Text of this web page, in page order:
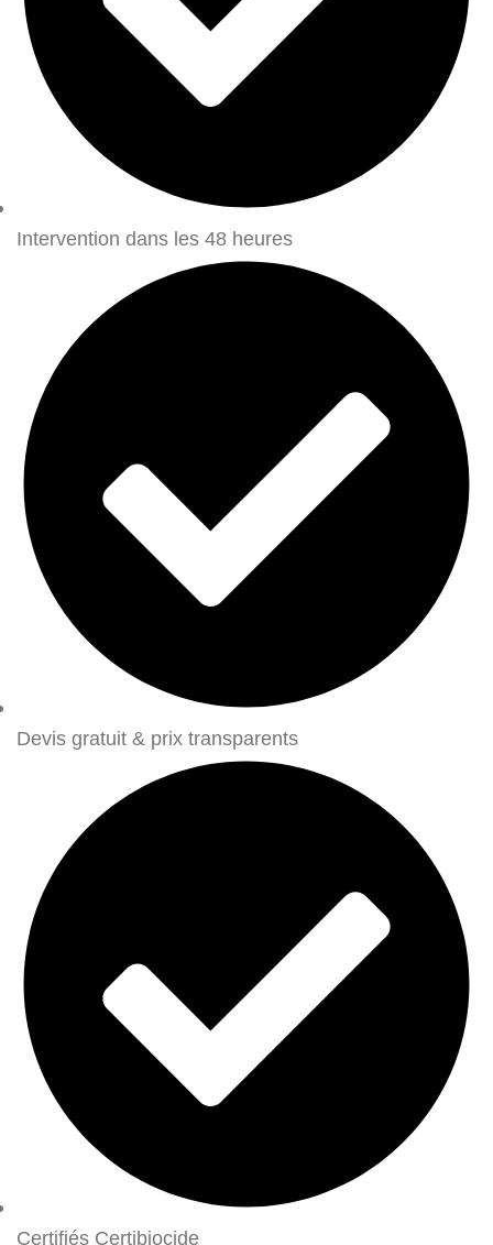
Intervention dans les 48 heures
Devis gratuit & prix transparents
Certifiés Certibiocide